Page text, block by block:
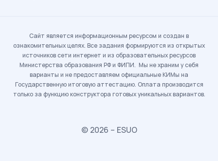
Сайт является информационным ресурсом и создан в
ознакомительных целях. Все задания формируются из открытых
источников сети интернет и из образовательных ресурсов
Министерства образования РФ и ФИПИ. Мы не храним у себя
варианты и не предоставляем официальные КИМы на
Государственную итоговую аттестацию. Оплата производится
только за функцию конструктора готовых уникальных вариантов.
© 2026 – ESUO